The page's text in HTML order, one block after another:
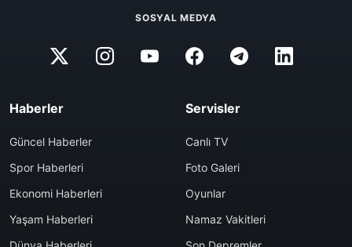
SOSYAL MEDYA
Haberler
Güncel Haberler
Spor Haberleri
Ekonomi Haberleri
Yaşam Haberleri
Servisler
Canlı TV
Foto Galeri
Oyunlar
Namaz Vakitleri